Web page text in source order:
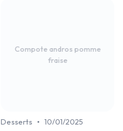
Compote andros pomme
fraise
Desserts • 10/01/2025